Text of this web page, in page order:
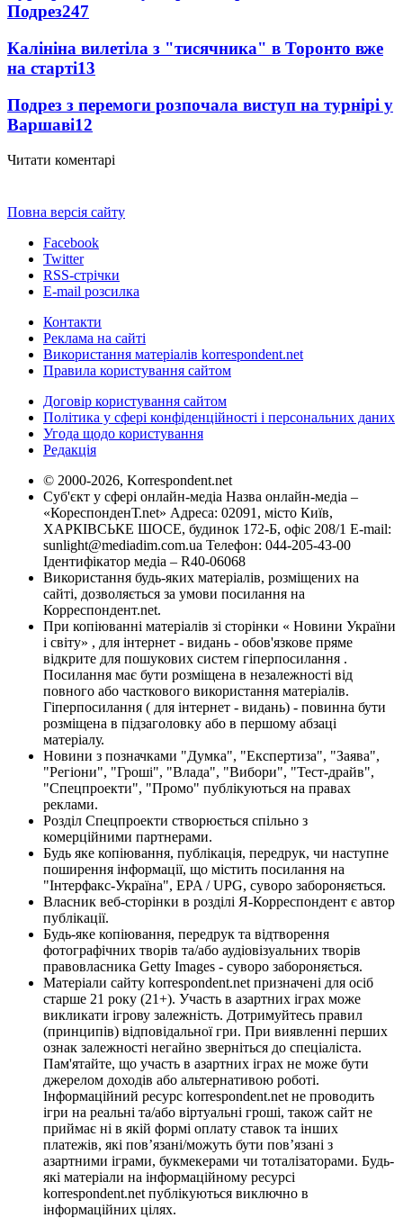
Подрез247
Калініна вилетіла з "тисячника" в Торонто вже
на старті13
Подрез з перемоги розпочала виступ на турнірі у
Варшаві12
Читати коментарі
Повна версія сайту
Facebook
Twitter
RSS-стрічки
E-mail розсилка
Контакти
Реклама на сайті
Використання матеріалів korrespondent.net
Правила користування сайтом
Договір користування сайтом
Політика у сфері конфіденційності і персональних даних
Угода щодо користування
Редакція
© 2000-2026, Korrespondent.net
Суб'єкт у сфері онлайн-медіа Назва онлайн-медіа –
«КореспонденТ.net» Адреса: 02091, місто Київ,
ХАРКІВСЬКЕ ШОСЕ, будинок 172-Б, офіс 208/1 E-mail:
sunlight@mediadim.com.ua Телефон: 044-205-43-00
Ідентифікатор медіа – R40-06068
Використання будь-яких матеріалів, розміщених на
сайті, дозволяється за умови посилання на
Корреспондент.net.
При копіюванні матеріалів зі сторінки « Новини України
і світу» , для інтернет - видань - обов'язкове пряме
відкрите для пошукових систем гіперпосилання .
Посилання має бути розміщена в незалежності від
повного або часткового використання матеріалів.
Гіперпосилання ( для інтернет - видань) - повинна бути
розміщена в підзаголовку або в першому абзаці
матеріалу.
Новини з позначками "Думка", "Експертиза", "Заява",
"Регіони", "Гроші", "Влада", "Вибори", "Тест-драйв",
"Спецпроекти", "Промо" публікуються на правах
реклами.
Розділ Спецпроекти створюється спільно з
комерційними партнерами.
Будь яке копіювання, публікація, передрук, чи наступне
поширення інформації, що містить посилання на
"Інтерфакс-Україна", EPA / UPG, суворо забороняється.
Власник веб-сторінки в розділі Я-Корреспондент є автор
публікації.
Будь-яке копіювання, передрук та відтворення
фотографічних творів та/або аудіовізуальних творів
правовласника Getty Images - суворо забороняється.
Матеріали сайту korrespondent.net призначені для осіб
старше 21 року (21+). Участь в азартних іграх може
викликати ігрову залежність. Дотримуйтесь правил
(принципів) відповідальної гри. При виявленні перших
ознак залежності негайно зверніться до спеціаліста.
Пам'ятайте, що участь в азартних іграх не може бути
джерелом доходів або альтернативою роботі.
Інформаційний ресурс korrespondent.net не проводить
ігри на реальні та/або віртуальні гроші, також сайт не
приймає ні в якій формі оплату ставок та інших
платежів, які пов’язані/можуть бути пов’язані з
азартними іграми, букмекерами чи тоталізаторами. Будь-
які матеріали на інформаційному ресурсі
korrespondent.net публікуються виключно в
інформаційних цілях.